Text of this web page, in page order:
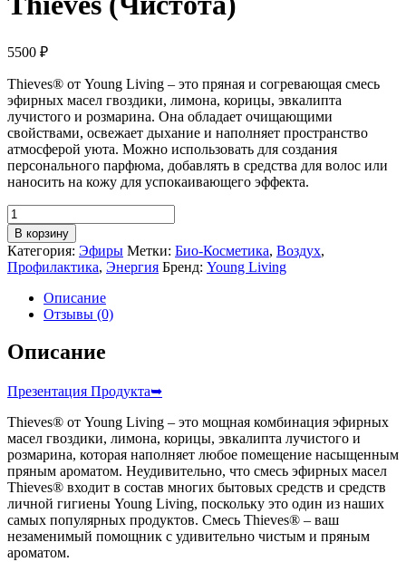
5500 ₽
Thieves® от Young Living – это пряная и согревающая смесь
эфирных масел гвоздики, лимона, корицы, эвкалипта
лучистого и розмарина. Она обладает очищающими
свойствами, освежает дыхание и наполняет пространство
атмосферой уюта. Можно использовать для создания
персонального парфюма, добавлять в средства для волос или
наносить на кожу для успокаивающего эффекта.
Количество
товара
Thieves
(Чистота)
В корзину
Категория: Эфиры Метки: Био-Косметика, Воздух,
Профилактика, Энергия Бренд: Young Living
Описание
Отзывы (0)
Описание
Презентация Продукта➥
Thieves® от Young Living – это мощная комбинация эфирных
масел гвоздики, лимона, корицы, эвкалипта лучистого и
розмарина, которая наполняет любое помещение насыщенным
пряным ароматом. Неудивительно, что смесь эфирных масел
Thieves® входит в состав многих бытовых средств и средств
личной гигиены Young Living, поскольку это один из наших
самых популярных продуктов. Смесь Thieves® – ваш
незаменимый помощник с удивительно чистым и пряным
ароматом.